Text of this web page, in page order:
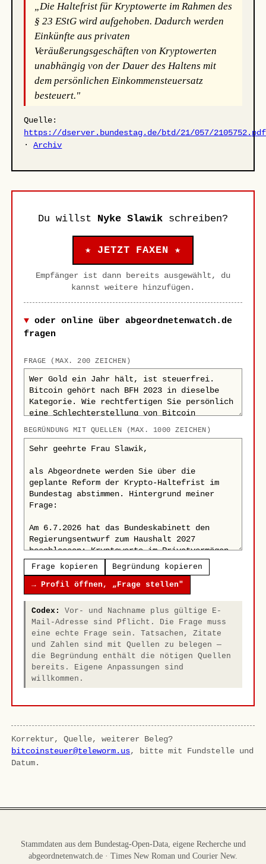
„Die Haltefrist für Kryptowerte im Rahmen des
§ 23 EStG wird aufgehoben. Dadurch werden
Einkünfte aus privaten
Veräußerungsgeschäften von Kryptowerten
unabhängig von der Dauer des Haltens mit
dem persönlichen Einkommensteuersatz
besteuert."
Quelle:
https://dserver.bundestag.de/btd/21/057/2105752.pdf
·Archiv
Du willst Nyke Slawik schreiben?
★ JETZT FAXEN ★
Empfänger ist dann bereits ausgewählt, du
kannst weitere hinzufügen.
oder online über abgeordnetenwatch.de
fragen
FRAGE (MAX. 200 ZEICHEN)
BEGRÜNDUNG MIT QUELLEN (MAX. 1000 ZEICHEN)
Frage kopieren Begründung kopieren
→ Profil öffnen, „Frage stellen"
Codex:
Vor- und Nachname plus gültige E-
Mail-Adresse sind Pflicht. Die Frage muss
eine echte Frage sein. Tatsachen, Zitate
und Zahlen sind mit Quellen zu belegen —
die Begründung enthält die nötigen Quellen
bereits. Eigene Anpassungen sind
willkommen.
Korrektur, Quelle, weiterer Beleg?
bitcoinsteuer@teleworm.us, bitte mit Fundstelle und
Datum.
Stammdaten aus dem Bundestag-Open-Data, eigene Recherche und
abgeordnetenwatch.de · Times New Roman und Courier New.